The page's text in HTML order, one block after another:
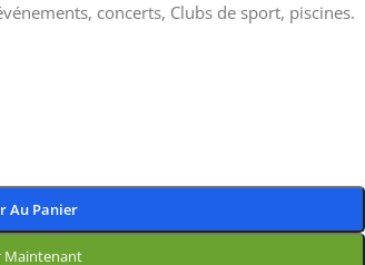
concerts, Clubs de sport, piscines.
Au Panier
Maintenant